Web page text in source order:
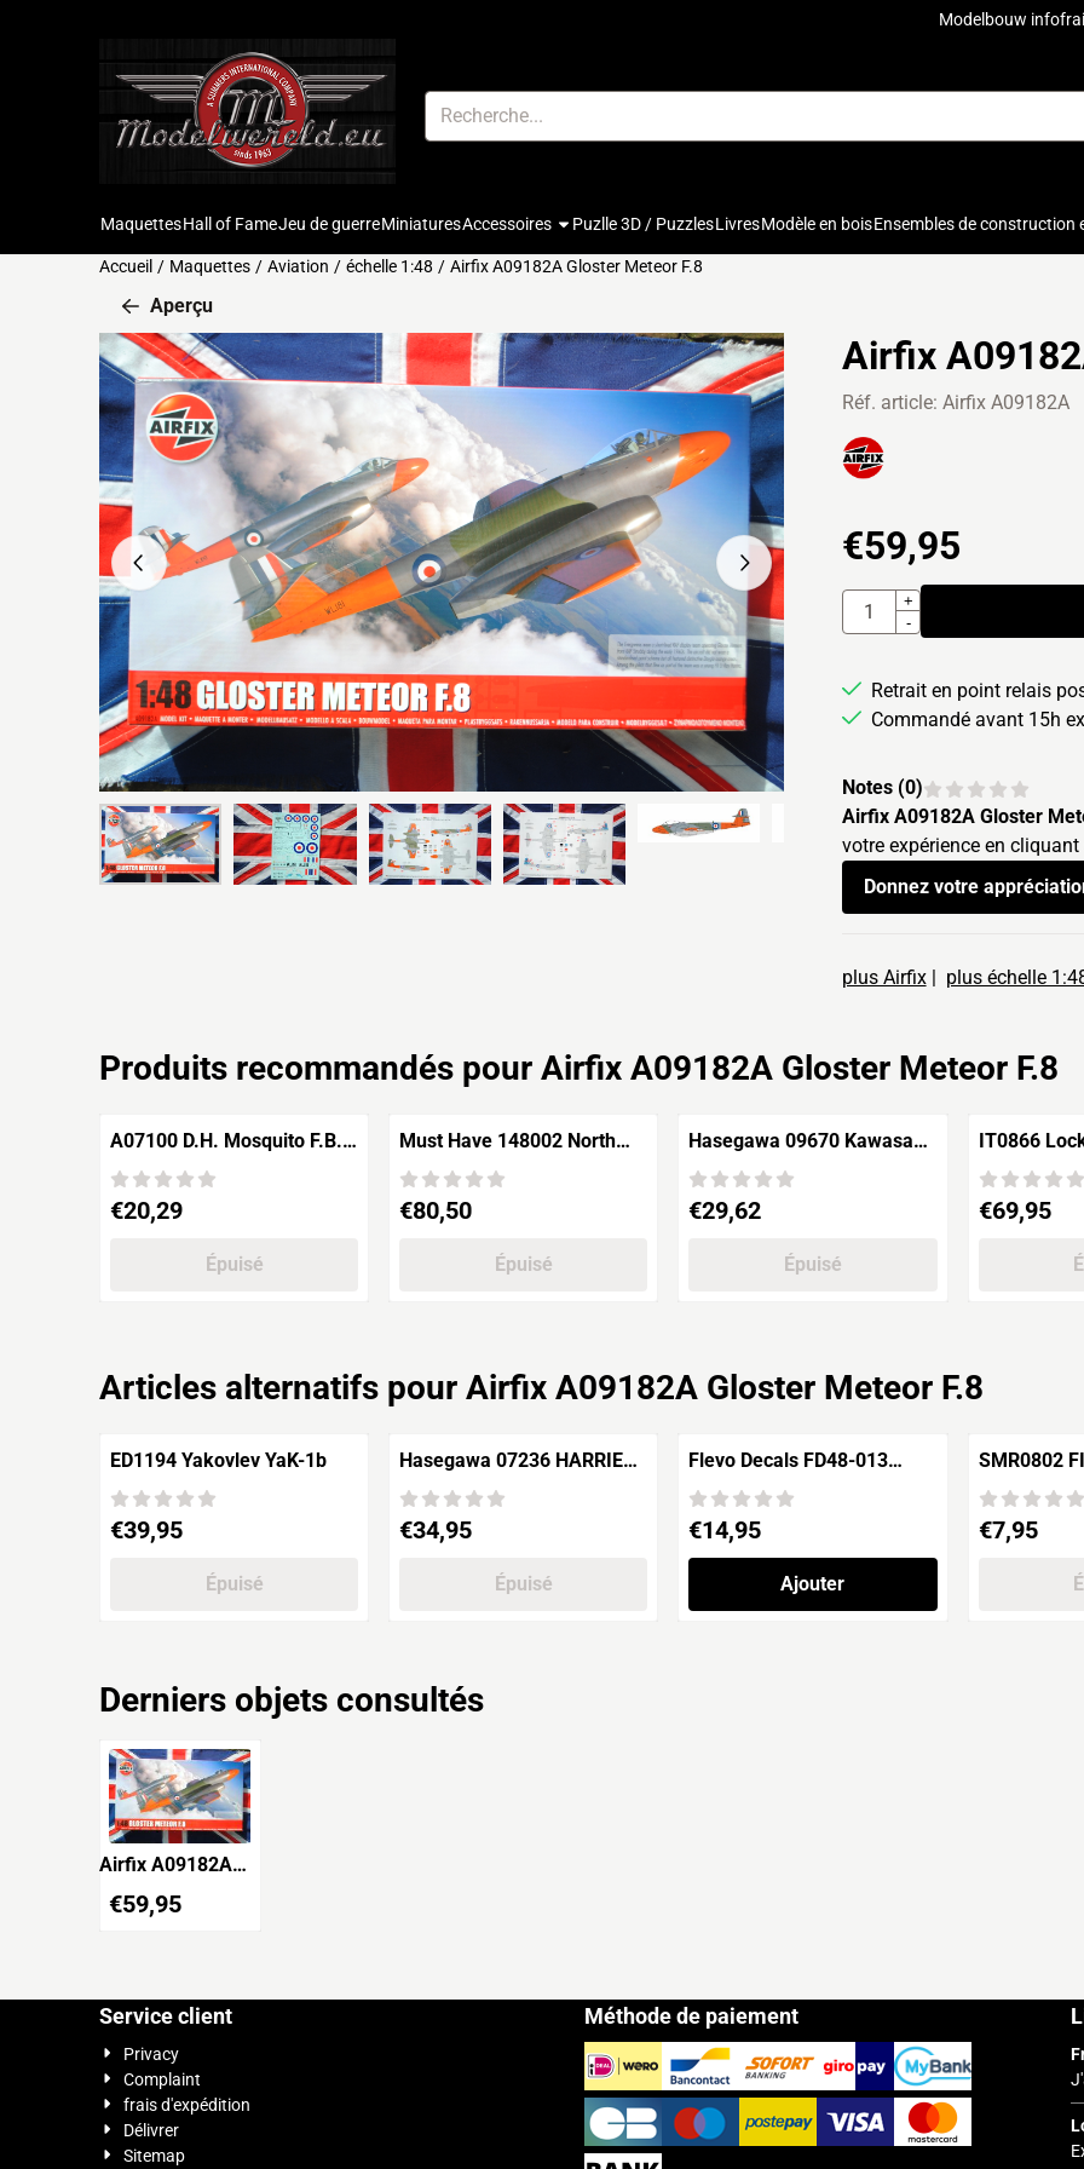
Modelbouw info
Rechercher
Maquettes Hall of Fame Jeu de guerre Miniatures Accessoires Puzlle 3D / Puzzles Livres Modèle en bois Ensembles de construction
Accueil / Maquettes / Aviation / échelle 1:48 / Airfix A09182A Gloster Meteor F.8
Aperçu
Airfix
Réf. article: Airfix A09182A
€59,95
Quantité
+
-
Retrait en point relais
Commandé avant 15h
Notes (0)
Airfix A09182A Gloster
votre expérience en
Donnez votre
plus Airfix| plus échelle
Produits recommandés pour Airfix A09182A Gloster Meteor F.8
A07100 D.H. Mosquito F.B.
Prix: 20,29
€20,29
Épuisé
Must Have 148002 North
Prix: 80,50
€80,50
Épuisé
Hasegawa 09670 Kawasaki
Flight regiment
Prix: 29,62
€29,62
Épuisé
IT0866 Lockheed AC-130U
Prix: 69,95
€69,95
Articles alternatifs pour Airfix A09182A Gloster Meteor F.8
ED1194 Yakovlev YaK-1b
Prix: 39,95
€39,95
Épuisé
Hasegawa 07236 HARRIER
Prix: 34,95
€34,95
Épuisé
Flevo Decals FD48-013
NAVY "PART II"
Prix: 14,95
€14,95
Ajouter
Prix: 7,95
€7,95
Derniers objets consultés
Airfix A09182A
€59,95
Service client
Privacy
Complaint
frais d'expédition
Délivrer
Sitemap
Méthode de paiement